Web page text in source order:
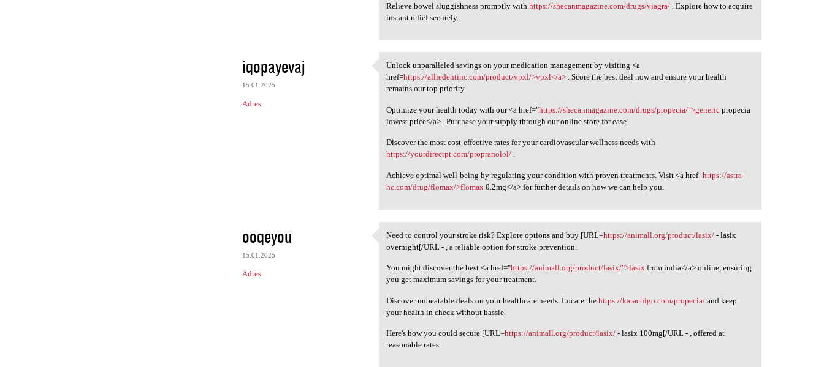
Relieve bowel sluggishness promptly withhttps://shecanmagazine.com/drugs/viagra/ . Explore how to acquire
instant relief securely.
iqopayevaj
15.01.2025
Adres
Unlock unparalleled savings
Unlock unparalleled savings on your medication management by visiting <a
href=https://alliedentinc.com/product/vpxl/>vpxl</a> . Score the best deal now and ensure your health
remains our top priority.
Optimize your health today with our <a href="https://shecanmagazine.com/drugs/propecia/">generic propecia
lowest price</a> . Purchase your supply through our online store for ease.
Discover the most cost-effective rates for your cardiovascular wellness needs with
https://yourdirectpt.com/propranolol/ .
Achieve optimal well-being by regulating your condition with proven treatments. Visit <a href=https://astra-
hc.com/drug/flomax/>flomax 0.2mg</a> for further details on how we can help you.
ooqeyou
15.01.2025
Adres
Need to control your stroke
Need to control your stroke risk? Explore options and buy [URL=https://animall.org/product/lasix/ - lasix
overnight[/URL - , a reliable option for stroke prevention.
You might discover the best <a href="https://animall.org/product/lasix/">lasix from india</a> online, ensuring
you get maximum savings for your treatment.
Discover unbeatable deals on your healthcare needs. Locate thehttps://karachigo.com/propecia/ and keep
your health in check without hassle.
Here's how you could secure [URL=https://animall.org/product/lasix/ - lasix 100mg[/URL - , offered at
reasonable rates.